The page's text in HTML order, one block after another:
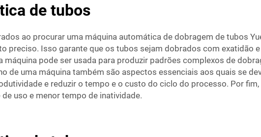
de tubos
ao procurar uma máquina automática de dobragem de tubos
preciso. Isso garante que os tubos sejam dobrados com exatidão
máquina pode ser usada para produzir padrões complexos de
de uma máquina também são aspectos essenciais aos quais se
e reduzir o tempo e o custo do ciclo do processo. Por
uso e menor tempo de inatividade.